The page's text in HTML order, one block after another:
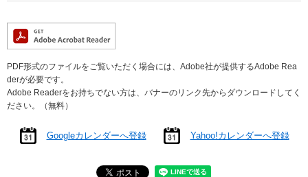
PDF形式のファイルをご覧いただく場合には、Adobe社が提供するAdobe Rea
derが必要です。
Adobe Readerをお持ちでない方は、バナーのリンク先からダウンロードしてく
ださい。（無料）
Googleカレンダーへ登録 Yahoo!カレンダーへ登録